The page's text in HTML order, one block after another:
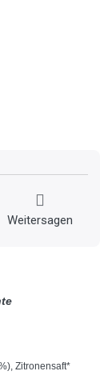
Weitersagen
Zitronensaft*